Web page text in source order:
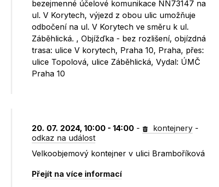
bezejmenné účelové komunikace NN73147 na
ul. V Korytech, výjezd z obou ulic umožňuje
odbočení na ul. V Korytech ve směru k ul.
Záběhlická. , Objížďka - bez rozlišení, objízdná
trasa: ulice V korytech, Praha 10, Praha, přes:
ulice Topolová, ulice Záběhlická, Vydal: ÚMČ
Praha 10
20. 07. 2024, 10:00 - 14:00 - kontejnery -
odkaz na událost
Velkoobjemový kontejner v ulici Bramboříková
Přejít na více informací